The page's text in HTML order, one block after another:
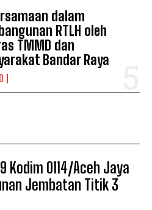
dalam
RTLH oleh
TMMD dan
Bandar Raya
Kodim 0114/Aceh Jaya
Jembatan Titik 3